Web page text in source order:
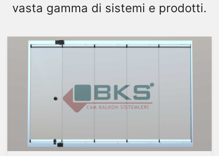
vasta gamma di sistemi e prodotti.